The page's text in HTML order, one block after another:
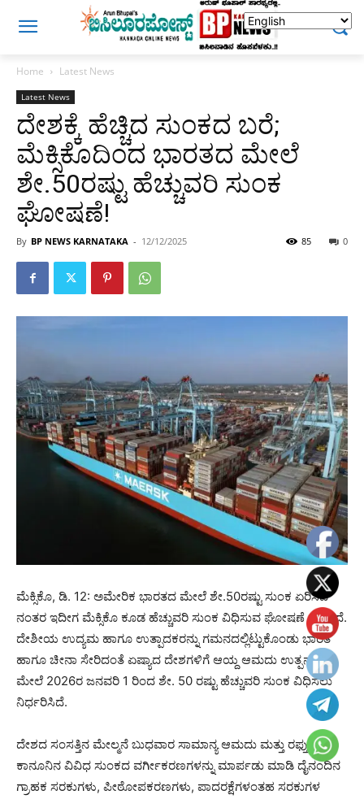
Home Latest News
Latest News
ದೇಶಕ್ಕೆ ಹೆಚ್ಚಿದ ಸುಂಕದ ಬರೆ;
ಮೆಕ್ಸಿಕೊದಿಂದ‌ ಭಾರತದ ಮೇಲೆ
ಶೇ.50ರಷ್ಟು ಹೆಚ್ಚುವರಿ ಸುಂಕ
ಘೋಷಣೆ!
By BP NEWS KARNATAKA - 12/12/2025 0
85
ಮೆಕ್ಸಿಕೊ, ಡಿ. 12: ಅಮೇರಿಕ ಭಾರತದ ಮೇಲೆ ಶೇ.50ರಷ್ಟು ಸುಂಕ ಏರಿಸಿದ
ನಂತರ ಇದೀಗ ಮೆಕ್ಸಿಕೊ ಕೂಡ ಹೆಚ್ಚುವರಿ ಸುಂಕ ವಿಧಿಸುವ ಘೋಷಣೆ ಮಾಡಿದೆ.
ದೇಶೀಯ ಉದ್ಯಮ ಹಾಗೂ ಉತ್ಪಾದಕರನ್ನು ಗಮನದಲ್ಲಿಟ್ಟುಕೊಂಡು ಭಾರತ
ಹಾಗೂ ಚೀನಾ ಸೇರಿದಂತೆ ಏಷ್ಯಾದ ದೇಶಗಳಿಗೆ ಆಯ್ದ ಆಮದು ಉತ್ಪನ್ನಗಳ
ಮೇಲೆ 2026ರ ಜನವರಿ 1 ರಿಂದ ಶೇ. 50 ರಷ್ಟು ಹೆಚ್ಚುವರಿ‌ ಸುಂಕ ವಿಧಿಸಲು‌
ನಿರ್ಧರಿಸಿದೆ.
ದೇಶದ ಸಂಸತ್ತಿನ ಮೇಲ್ಮನೆ ಬುಧವಾರ ಸಾಮಾನ್ಯ ಆಮದು ಮತ್ತು ರಫ್ತು ತೆರಿಗೆ
ಕಾನೂನಿನ ವಿವಿಧ ಸುಂಕದ ವರ್ಗೀಕರಣಗಳನ್ನು ಮಾರ್ಪಡು ಮಾಡಿ ದೈನಂದಿನ
ಗ್ರಾಹಕ ಸರಕುಗಳು, ಪೀಠೋಪಕರಣಗಳು, ಪಾದರಕ್ಷೆಗಳಂತಹ ಸರಕುಗಳ